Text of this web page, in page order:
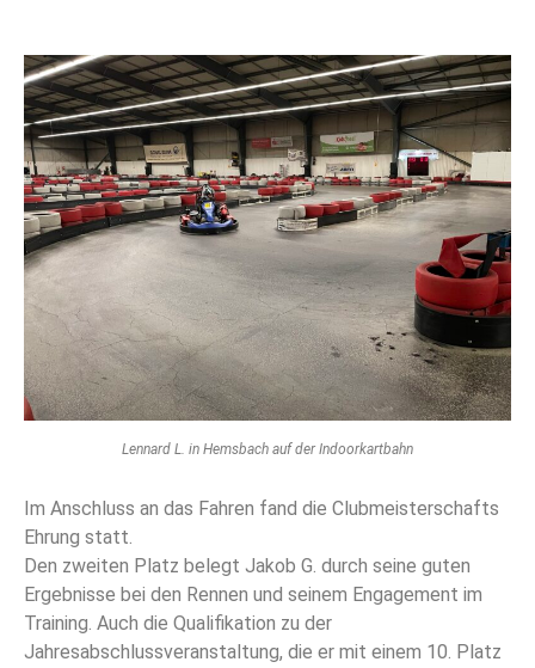
Lennard L. in Hemsbach auf der Indoorkartbahn
Im Anschluss an das Fahren fand die Clubmeisterschafts
Ehrung statt.
Den zweiten Platz belegt Jakob G. durch seine guten
Ergebnisse bei den Rennen und seinem Engagement im
Training. Auch die Qualifikation zu der
Jahresabschlussveranstaltung, die er mit einem 10. Platz